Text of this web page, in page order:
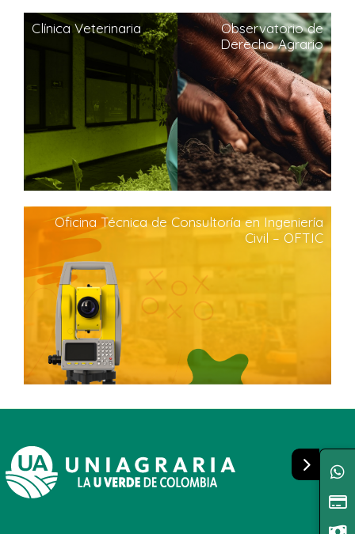
Clínica Veterinaria
Observatorio de
Derecho Agrario
Oficina Técnica de Consultoría en Ingeniería
Civil – OFTIC